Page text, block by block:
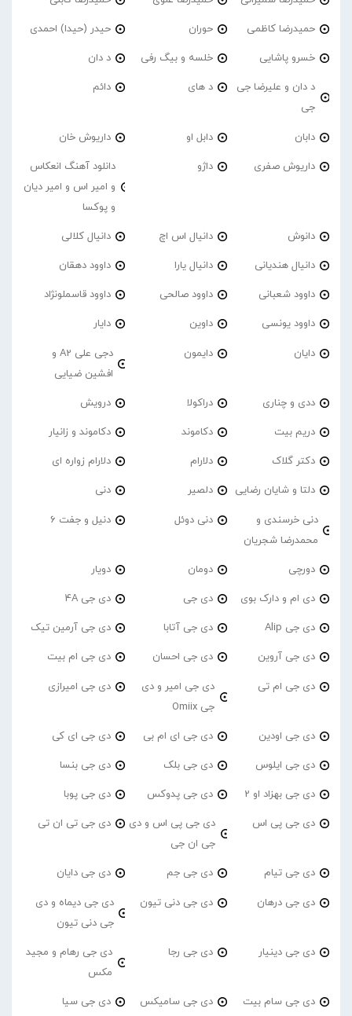
حمیدرضا کاظمی حوران حیدر (حیدا) احمدی
خسرو پاشایی خلسه و بیگ رفی د دان
د دان و علیرضا جی
جی
د های دائم
دابان دابل او داریوش خان
داریوش صفری داژو
دانلود آهنگ انعکاس
و امیر اس و امیر دیان
و پوکسا
دانوش دانیال اس اچ دانیال کلالی
دانیال هندیانی دانیال یارا داوود دهقان
داوود شعبانی داوود صالحی داوود قاسملونژاد
داوود یونسی داوین دایار
دایان دایمون
دجی علی A2 و
افشین ضیایی
ددی و چناری دراکولا درویش
دریم بیت دکاموند دکاموند و زانیار
دکتر گلاک دلارام دلارام زواره ای
دلتا و شایان رضایی دلصیر دنی
دنی خرسندی و
محمدرضا شجریان
دنی دوئل دنیل و جفت 6
دورچی دومان دویار
دی ام و دارک بوی دی جی دی جی 4A
دی جی Alip دی جی آتابا دی جی آرمین تیک
دی جی آروین دی جی احسان دی جی ام بیت
دی جی ام تی
دی جی امیر و دی
جی Omiix
دی جی امیرازی
دی جی اودین دی جی ای ام بی دی جی ای کی
دی جی ایلوس دی جی بلک دی جی بنسا
دی جی بهزاد او 2 دی جی پدوکس دی جی پوبا
دی جی پی اس
دی جی پی اس و دی
جی ان جی
دی جی تی ان تی
دی جی تیام دی جی جم دی جی دایان
دی جی درهان دی جی دنی تیون
دی جی دیماه و دی
جی دنی تیون
دی جی دینیار دی جی رجا
دی جی رهام و مجید
مکس
دی جی سام بیت دی جی سامیکس دی جی سیا